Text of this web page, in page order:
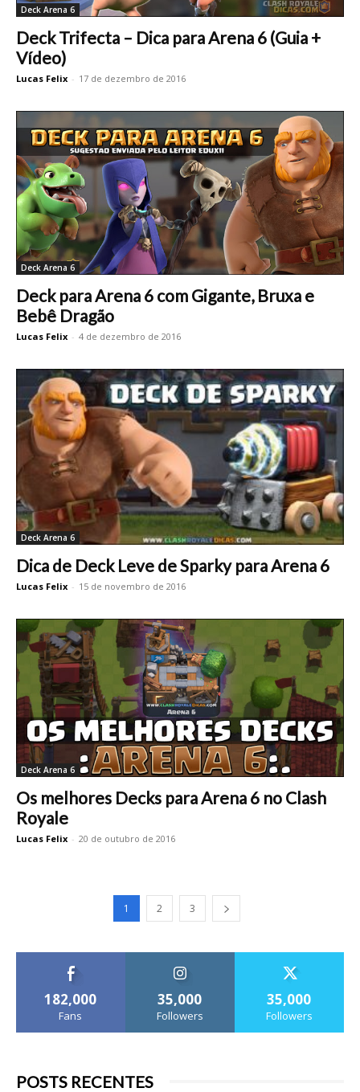
Deck Arena 6
Deck Trifecta – Dica para Arena 6 (Guia +
Vídeo)
Lucas Felix - 17 de dezembro de 2016
Deck Arena 6
Deck para Arena 6 com Gigante, Bruxa e
Bebê Dragão
Lucas Felix - 4 de dezembro de 2016
Deck Arena 6
Dica de Deck Leve de Sparky para Arena 6
Lucas Felix - 15 de novembro de 2016
Deck Arena 6
Os melhores Decks para Arena 6 no Clash
Royale
Lucas Felix - 20 de outubro de 2016
1 2 3
182,000
Fans
35,000
Followers
35,000
Followers
POSTS RECENTES